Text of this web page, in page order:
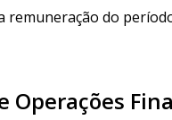
remuneração do
Operações